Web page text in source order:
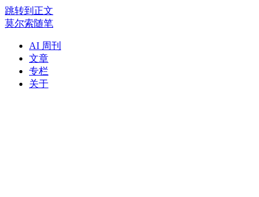
跳转到正文
莫尔索随笔
AI 周刊
文章
专栏
关于